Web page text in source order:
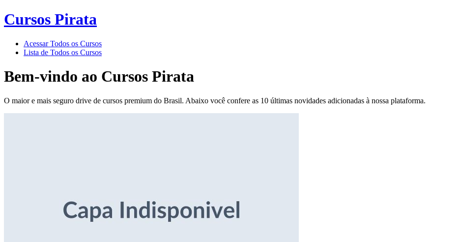
Cursos Pirata
Acessar Todos os Cursos
Lista de Todos os Cursos
Bem-vindo ao Cursos Pirata
O maior e mais seguro drive de cursos premium do Brasil. Abaixo você confere as 10 últimas novidades adicionadas à nossa plataforma.